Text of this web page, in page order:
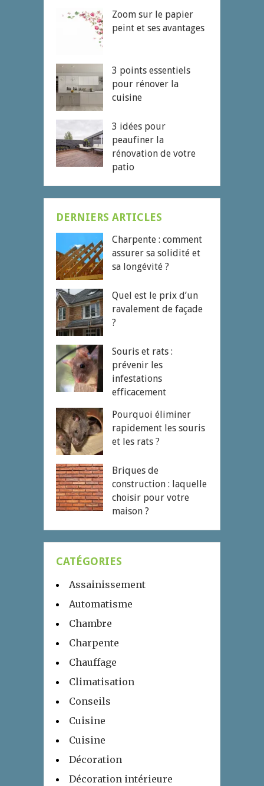
Zoom sur le papier
peint et ses avantages
3 points essentiels
pour rénover la
cuisine
3 idées pour
peaufiner la
rénovation de votre
patio
DERNIERS ARTICLES
Charpente : comment
assurer sa solidité et
sa longévité ?
Quel est le prix d’un
ravalement de façade
?
Souris et rats :
prévenir les
infestations
efficacement
Pourquoi éliminer
rapidement les souris
et les rats ?
Briques de
construction : laquelle
choisir pour votre
maison ?
CATÉGORIES
Assainissement
Automatisme
Chambre
Charpente
Chauffage
Climatisation
Conseils
Cuisine
Cuisine
Décoration
Décoration intérieure